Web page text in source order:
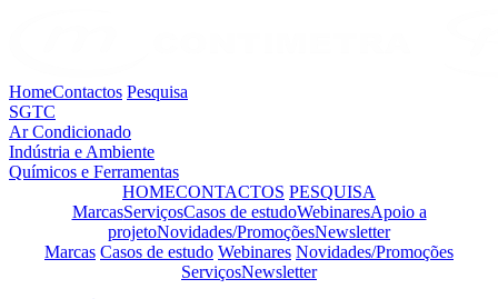
HomeContactos Pesquisa
SGTC
Ar Condicionado
Indústria e Ambiente
Químicos e Ferramentas
HOMECONTACTOS PESQUISA
MarcasServiçosCasos de estudoWebinaresApoio a
projetoNovidades/PromoçõesNewsletter
Marcas Casos de estudo Webinares Novidades/Promoções
ServiçosNewsletter